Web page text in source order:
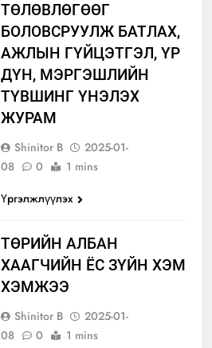
ТӨЛӨВЛӨГӨӨГ
БОЛОВСРУУЛЖ БАТЛАХ,
АЖЛЫН ГҮЙЦЭТГЭЛ, ҮР
ДҮН, МЭРГЭШЛИЙН
ТҮВШИНГ ҮНЭЛЭХ
ЖУРАМ
Shinitor B
2025-01-
08
0
1 mins
Үргэлжлүүлэх
ТӨРИЙН АЛБАН
ХААГЧИЙН ЁС ЗҮЙН ХЭМ
ХЭМЖЭЭ
Shinitor B
2025-01-
08
0 1 mins